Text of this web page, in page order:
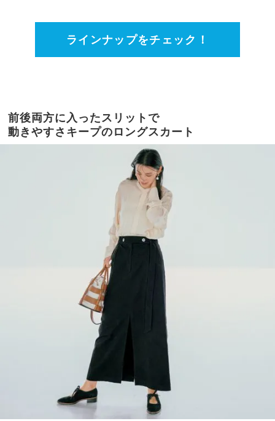
ラインナップをチェック！
前後両方に入ったスリットで
動きやすさキープのロングスカート